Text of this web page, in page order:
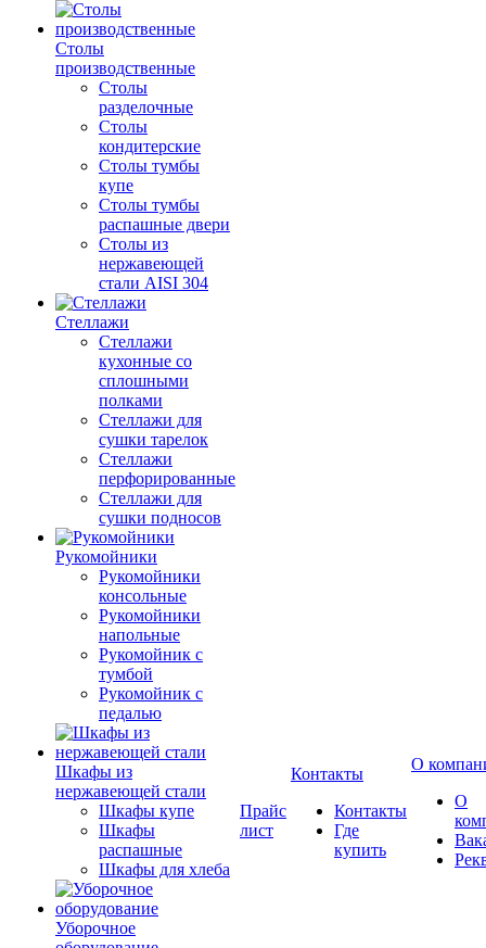
Столы
производственные
Столы
разделочные
Столы
кондитерские
Столы тумбы
купе
Столы тумбы
распашные двери
Столы из
нержавеющей
стали AISI 304
Стеллажи
Стеллажи
кухонные со
сплошными
полками
Стеллажи для
сушки тарелок
Стеллажи
перфорированные
Стеллажи для
сушки подносов
Рукомойники
Рукомойники
консольные
Рукомойники
напольные
Рукомойник с
тумбой
Рукомойник с
педалью
Шкафы из
нержавеющей стали
Шкафы купе
Шкафы
распашные
Шкафы для хлеба
Уборочное
Прайс
лист
Контакты
Контакты
Где
купить
О
О